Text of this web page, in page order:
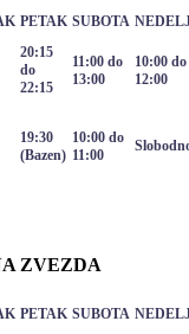
PETAK SUBOTA
20:15
do
22:15
11:00 do
13:00
10:00 do
12:00
19:30
(Bazen)
10:00 do
11:00
ZVEZDA
PETAK SUBOTA